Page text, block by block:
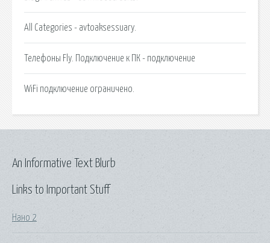
All Categories - avtoaksessuary.
Телефоны Fly. Подключение к ПК - подключение
WiFi подключение ограничено.
Links to Important Stuff
Нано 2
An Informative Text Blurb